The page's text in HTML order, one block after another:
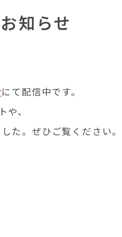
知らせ
にて配信中です。
、
た。ぜひご覧ください。